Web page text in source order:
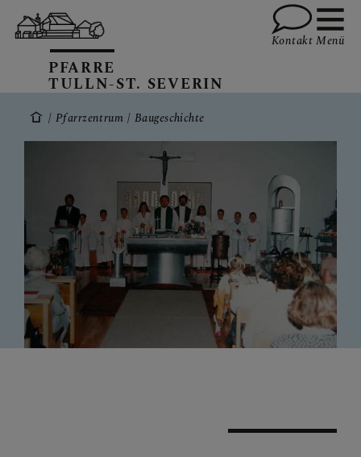
GRUPPEN
TEAM
INFOS
PFARRE
TULLN-ST. SEVERIN
Kontakt Menü
Pfarrzentrum Baugeschichte